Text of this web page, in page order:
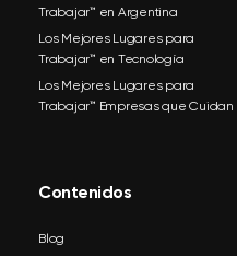
Trabajar™ en Argentina
Los Mejores Lugares para
Trabajar™ en Tecnología
Los Mejores Lugares para
Trabajar™ Empresas que Cuidan
Contenidos
Blog